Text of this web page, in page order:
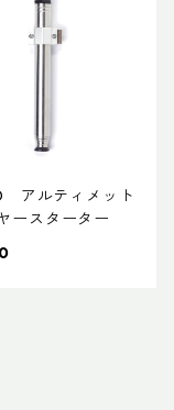
アルティメット
ースターター